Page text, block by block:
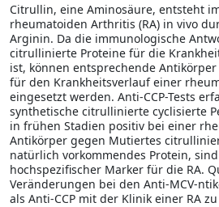
Citrullin, eine Aminosäure, entsteht
rheumatoiden Arthritis (RA) in vivo
Arginin. Da die immunologische
citrullinierte Proteine für die
ist, können entsprechende
für den Krankheitsverlauf einer
eingesetzt werden. Anti-CCP-Tests
synthetische citrullinierte cyclisierte
in frühen Stadien positiv bei einer
Antikörper gegen Mutiertes
natürlich vorkommendes Protein,
hochspezifischer Marker für die RA.
Veränderungen bei den Anti-MCV-
als Anti-CCP mit der Klinik einer RA